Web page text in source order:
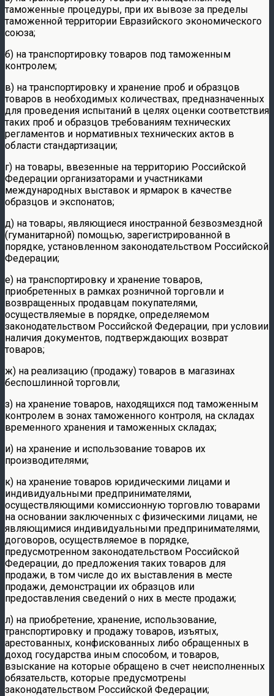
таможенные процедуры, при их вывозе за пределы
таможенной территории Евразийского экономического
союза;
б) на транспортировку товаров под таможенным
контролем;
в) на транспортировку и хранение проб и образцов
товаров в необходимых количествах, предназначенных
для проведения испытаний в целях оценки соответствия
таких проб и образцов требованиям технических
регламентов и нормативных технических актов в
области стандартизации;
г) на товары, ввезенные на территорию Российской
Федерации организаторами и участниками
международных выставок и ярмарок в качестве
образцов и экспонатов;
д) на товары, являющиеся иностранной безвозмездной
(гуманитарной) помощью, зарегистрированной в
порядке, установленном законодательством Российской
Федерации;
е) на транспортировку и хранение товаров,
приобретенных в рамках розничной торговли и
возвращенных продавцам покупателями,
осуществляемые в порядке, определяемом
законодательством Российской Федерации, при условии
наличия документов, подтверждающих возврат
товаров;
ж) на реализацию (продажу) товаров в магазинах
беспошлинной торговли;
з) на хранение товаров, находящихся под таможенным
контролем в зонах таможенного контроля, на складах
временного хранения и таможенных складах;
и) на хранение и использование товаров их
производителями;
к) на хранение товаров юридическими лицами и
индивидуальными предпринимателями,
осуществляющими комиссионную торговлю товарами
на основании заключенных с физическими лицами, не
являющимися индивидуальными предпринимателями,
договоров, осуществляемое в порядке,
предусмотренном законодательством Российской
Федерации, до предложения таких товаров для
продажи, в том числе до их выставления в месте
продажи, демонстрации их образцов или
предоставления сведений о них в месте продажи;
л) на приобретение, хранение, использование,
транспортировку и продажу товаров, изъятых,
арестованных, конфискованных либо обращенных в
доход государства иным способом, и товаров,
взыскание на которые обращено в счет неисполненных
обязательств, которые предусмотрены
законодательством Российской Федерации;